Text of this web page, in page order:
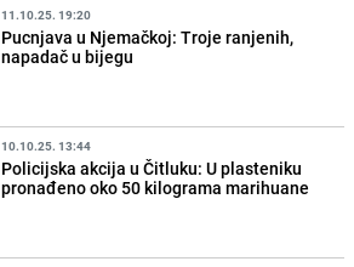
11.10.25. 19:20
Pucnjava u Njemačkoj: Troje ranjenih,
napadač u bijegu
10.10.25. 13:44
Policijska akcija u Čitluku: U plasteniku
pronađeno oko 50 kilograma marihuane